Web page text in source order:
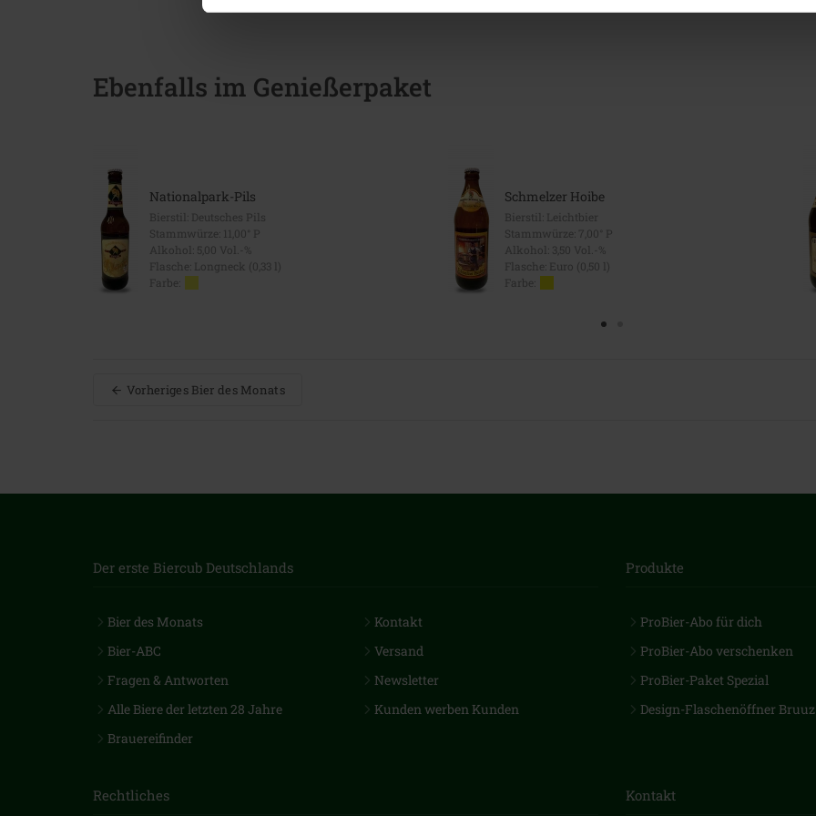
Ebenfalls im Genießerpaket
Nationalpark-Pils
Bierstil: Deutsches Pils
Stammwürze: 11,00° P
Alkohol: 5,00 Vol.-%
Flasche: Longneck (0,33 l)
Farbe:
Schmelzer Hoibe
Bierstil: Leichtbier
Stammwürze: 7,00° P
Alkohol: 3,50 Vol.-%
Flasche: Euro (0,50 l)
Farbe:
Vorheriges Bier des Monats
Der erste Biercub Deutschlands
Bier des Monats
Bier-ABC
Fragen & Antworten
Alle Biere der letzten 28 Jahre
Brauereifinder
Kontakt
Versand
Newsletter
Kunden werben Kunden
Produkte
ProBier-Abo für dich
ProBier-Abo verschenken
ProBier-Paket Spezial
Design-Flaschenöffner Bruuz
Rechtliches Kontakt